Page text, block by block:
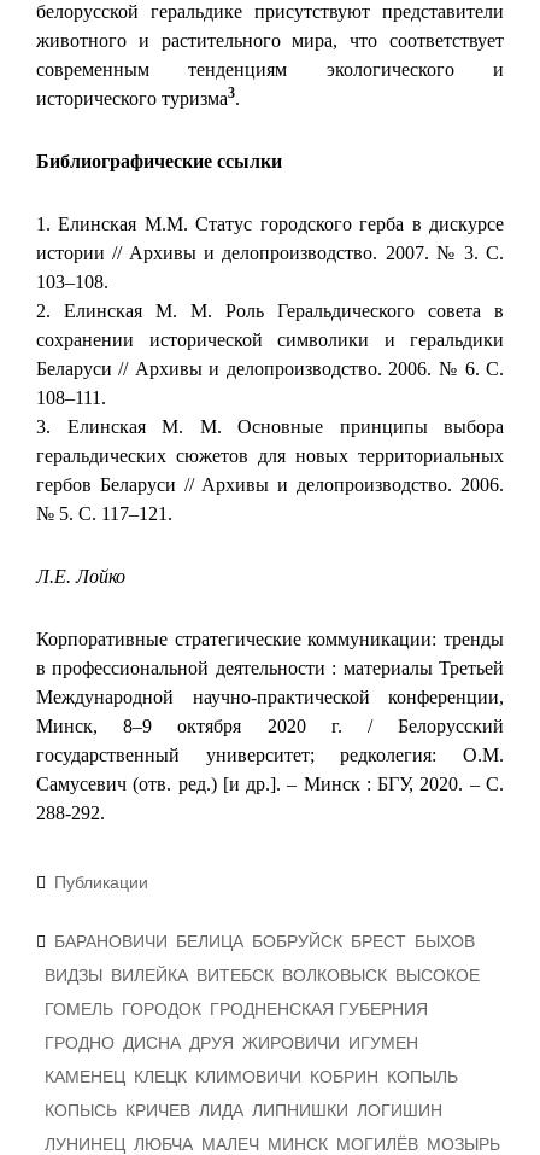
белорусской геральдике присутствуют представители
животного и растительного мира, что соответствует
современным тенденциям экологического и
исторического туризма3.
Библиографические ссылки
1. Елинская М.М. Статус городского герба в дискурсе
истории // Архивы и делопроизводство. 2007. № 3. С.
103–108.
2. Елинская М. М. Роль Геральдического совета в
сохранении исторической символики и геральдики
Беларуси // Архивы и делопроизводство. 2006. № 6. С.
108–111.
3. Елинская М. М. Основные принципы выбора
геральдических сюжетов для новых территориальных
гербов Беларуси // Архивы и делопроизводство. 2006.
№ 5. С. 117–121.
Л.Е. Лойко
Корпоративные стратегические коммуникации: тренды
в профессиональной деятельности : материалы Третьей
Международной научно-практической конференции,
Минск, 8–9 октября 2020 г. / Белорусский
государственный университет; редколегия: О.М.
Самусевич (отв. ред.) [и др.]. – Минск : БГУ, 2020. – С.
288-292.
Рубрики
Публикации
Метки
БАРАНОВИЧИ БЕЛИЦА БОБРУЙСК БРЕСТ БЫХОВ
ВИДЗЫ ВИЛЕЙКА ВИТЕБСК ВОЛКОВЫСК ВЫСОКОЕ
ГОМЕЛЬ ГОРОДОК ГРОДНЕНСКАЯ ГУБЕРНИЯ
ГРОДНО ДИСНА ДРУЯ ЖИРОВИЧИ ИГУМЕН
КАМЕНЕЦ КЛЕЦК КЛИМОВИЧИ КОБРИН КОПЫЛЬ
КОПЫСЬ КРИЧЕВ ЛИДА ЛИПНИШКИ ЛОГИШИН
ЛУНИНЕЦ ЛЮБЧА МАЛЕЧ МИНСК МОГИЛЁВ МОЗЫРЬ